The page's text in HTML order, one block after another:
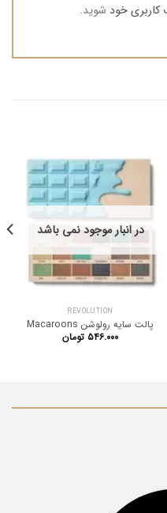
کاربری خود شوید.
در انبار موجود نمی باشد
REVOLUTION
پالت سایه رولوشن Macaroons
۵۴۶.۰۰۰ تومان